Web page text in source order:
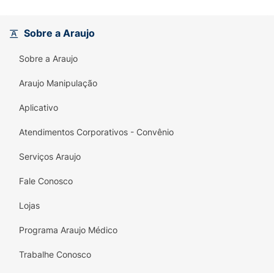
Sobre a Araujo
Sobre a Araujo
Araujo Manipulação
Aplicativo
Atendimentos Corporativos - Convênio
Serviços Araujo
Fale Conosco
Lojas
Programa Araujo Médico
Trabalhe Conosco